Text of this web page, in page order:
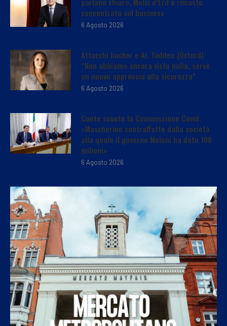
concentrato sul business
6 Agosto 2026
Attacchi hacker e Ai, Taddeo (Oxford):
“Non abbiamo ancora visto nulla, serve
un nuovo approccio alla sicurezza”
6 Agosto 2026
Conte scuote la Commissione Covid:
«Mascherine contraffatte dalla società
alla quale il governo Meloni ha dato 100
milioni»
6 Agosto 2026